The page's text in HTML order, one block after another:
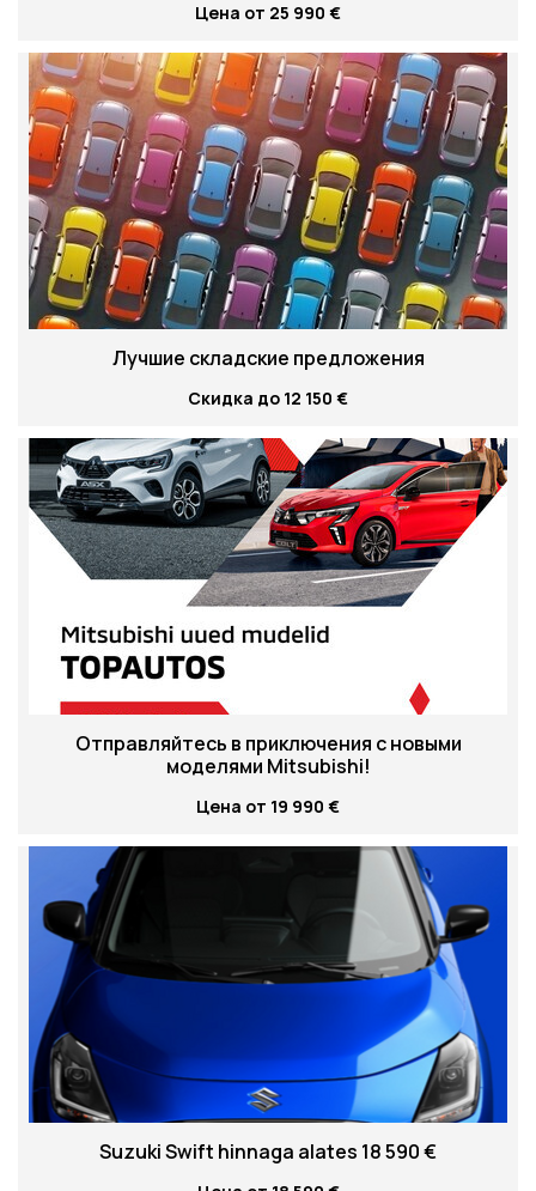
Цена от 25 990 €
Лучшие складские предложения
Скидка до 12 150 €
Отправляйтесь в приключения с новыми
моделями Mitsubishi!
Цена от 19 990 €
Suzuki Swift hinnaga alates 18 590 €